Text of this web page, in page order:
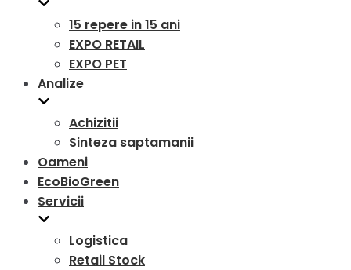
15 repere in 15 ani
EXPO RETAIL
EXPO PET
Analize
Achizitii
Sinteza saptamanii
Oameni
EcoBioGreen
Servicii
Logistica
Retail Stock